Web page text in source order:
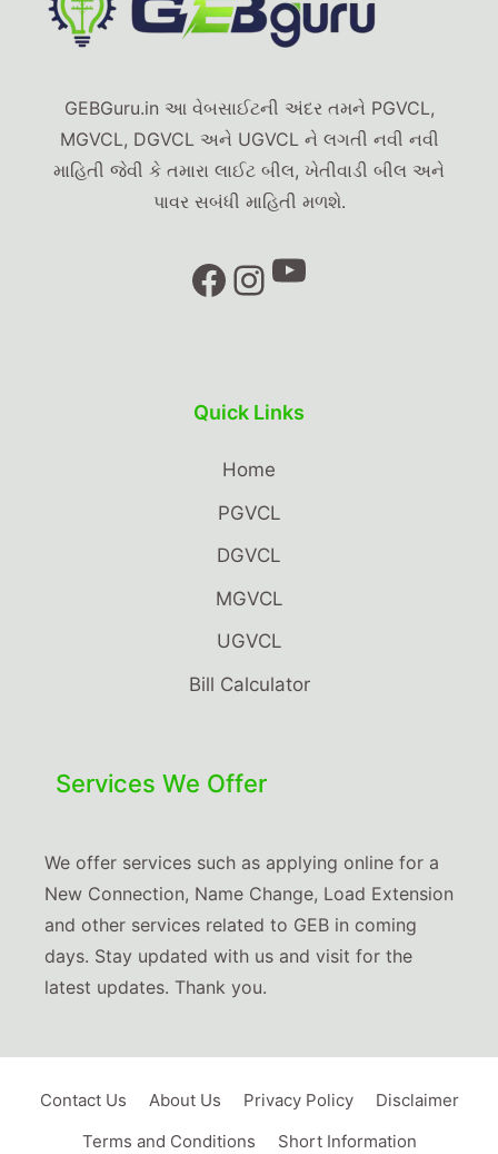
GEBGuru.in આ વેબસાઈટની અંદર તમને PGVCL,
MGVCL, DGVCL અને UGVCL ને લગતી નવી નવી
માહિતી જેવી કે તમારા લાઈટ બીલ, ખેતીવાડી બીલ અને
પાવર સબંધી માહિતી મળશે.
Facebook
Instagram
YouTube
Quick Links
Home
PGVCL
DGVCL
MGVCL
UGVCL
Bill Calculator
Services We Offer
We offer services such as applying online for a
New Connection, Name Change, Load Extension
and other services related to GEB in coming
days. Stay updated with us and visit for the
latest updates. Thank you.
Contact Us About Us Privacy Policy
Disclaimer
Terms and Conditions
Short Information